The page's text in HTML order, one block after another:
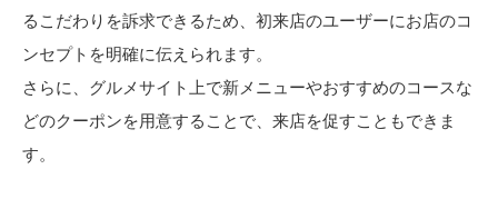
るこだわりを訴求できるため、初来店のユーザーにお店のコ
ンセプトを明確に伝えられます。
さらに、グルメサイト上で新メニューやおすすめのコースな
どのクーポンを用意することで、来店を促すこともできま
す。